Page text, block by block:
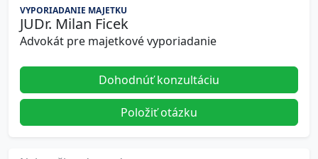
VYPORIADANIE MAJETKU
JUDr. Milan Ficek
Advokát pre majetkové vyporiadanie
Dohodnúť konzultáciu
Položiť otázku